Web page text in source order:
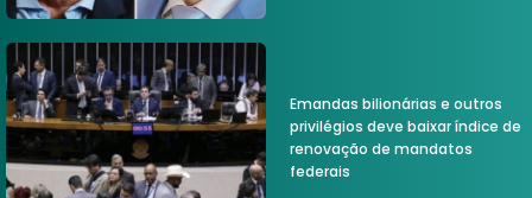
Emandas bilionárias e outros
privilégios deve baixar índice de
renovação de mandatos
federais